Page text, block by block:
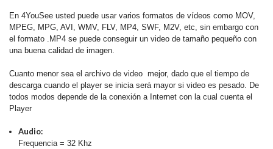
En 4YouSee usted puede usar varios formatos de vídeos como MOV,
MPEG, MPG, AVI, WMV, FLV, MP4, SWF, M2V, etc, sin embargo con
el formato .MP4 se puede conseguir un video de tamaño pequeño con
una buena calidad de imagen.
Cuanto menor sea el archivo de video mejor, dado que el tiempo de
descarga cuando el player se inicia será mayor si video es pesado. De
todos modos depende de la conexión a Internet con la cual cuenta el
Player
Audio:
Frequencia = 32 Khz